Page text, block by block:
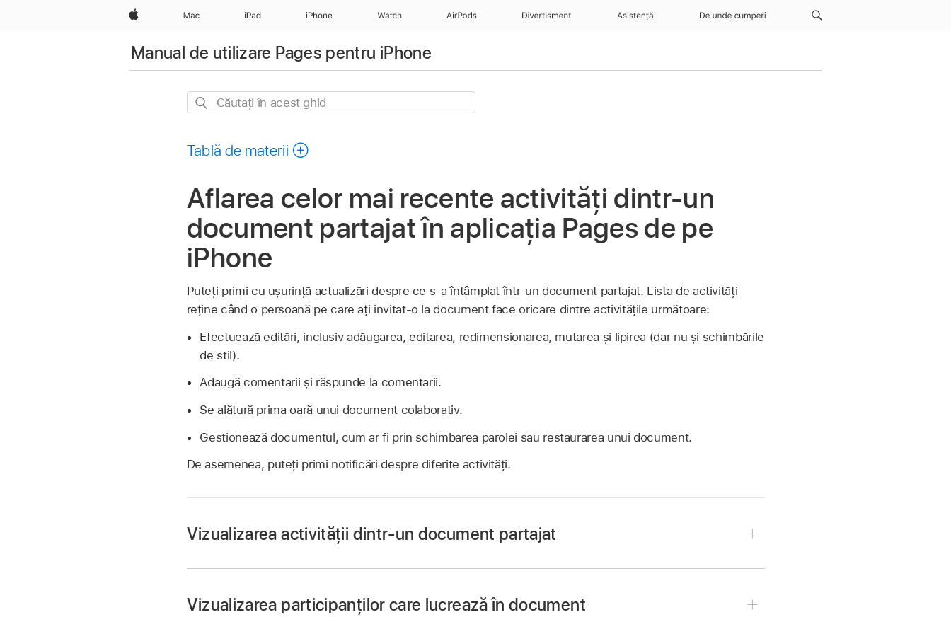
Apple Mac iPad iPhone Watch AirPods Divertisment Asistență De unde cumperi
Manual de utilizare Pages pentru iPhone
Căutați
ghid
Tablă de materii
Aflarea celor mai recente activități dintr‑un
document partajat în aplicația Pages de pe
iPhone
Puteți primi cu ușurință actualizări despre ce s‑a întâmplat într‑un document partajat. Lista de activități
reține când o persoană pe care ați invitat-o la document face oricare dintre activitățile următoare:
Efectuează editări, inclusiv adăugarea, editarea, redimensionarea, mutarea și lipirea (dar nu și schimbările
de stil).
Adaugă comentarii și răspunde la comentarii.
Se alătură prima oară unui document colaborativ.
Gestionează documentul, cum ar fi prin schimbarea parolei sau restaurarea unui document.
De asemenea, puteți primi notificări despre diferite activități.
Vizualizarea activității dintr‑un document partajat
Vizualizarea participanților care lucrează în document